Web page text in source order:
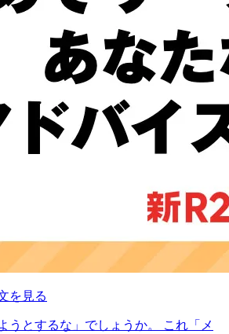
を見る
うとするな」でしょうか。 これ「メ